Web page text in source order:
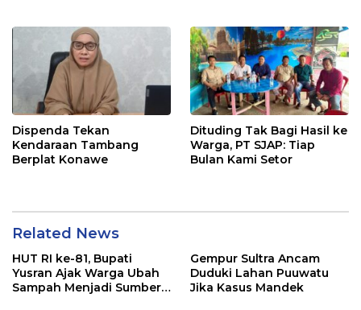
Dispenda Tekan
Kendaraan Tambang
Berplat Konawe
Dituding Tak Bagi Hasil ke
Warga, PT SJAP: Tiap
Bulan Kami Setor
Related News
HUT RI ke-81, Bupati
Yusran Ajak Warga Ubah
Sampah Menjadi Sumber
Gempur Sultra Ancam
Duduki Lahan Puuwatu
Jika Kasus Mandek